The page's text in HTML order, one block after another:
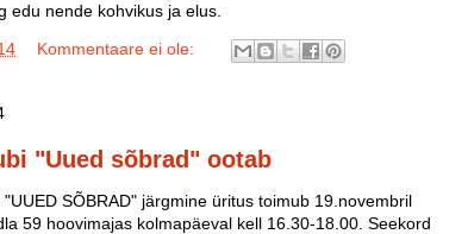
edu nende kohvikus ja elus.
Kommentaare ei ole:
"Uued sõbrad" ootab
"UUED SÕBRAD" järgmine üritus toimub 19.novembril
59 hoovimajas kolmapäeval kell 16.30-18.00. Seekord